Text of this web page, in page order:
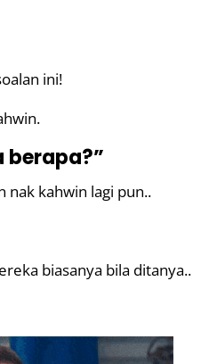
ini!
berapa?”
nak kahwin lagi pun..
biasanya bila ditanya..